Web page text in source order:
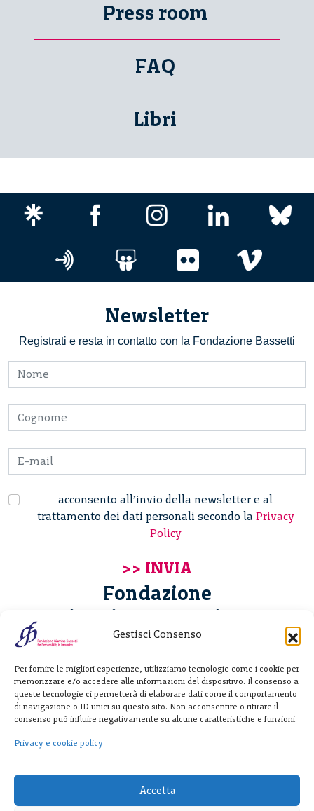
Gestisci Consenso
Per fornire le migliori esperienze, utilizziamo tecnologie come i cookie per
memorizzare e/o accedere alle informazioni del dispositivo. Il consenso a
queste tecnologie ci permetterà di elaborare dati come il comportamento
di navigazione o ID unici su questo sito. Non acconsentire o ritirare il
consenso può influire negativamente su alcune caratteristiche e funzioni.
Privacy e cookie policy
Accetta
Press room
FAQ
Libri
Newsletter
Registrati e resta in contatto con la Fondazione Bassetti
acconsento all’invio della newsletter e al
trattamento dei dati personali secondo la Privacy
Policy
Fondazione
Giannino Bassetti ETS
20122 Milano - Italia
T. +39 02 781933
F. + 39 02 76392030
info@fondazionebassetti.org
p.i. 12520270153